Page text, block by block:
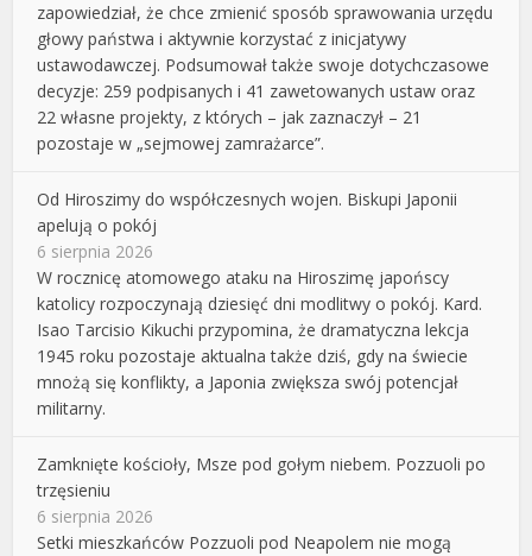
zapowiedział, że chce zmienić sposób sprawowania urzędu
głowy państwa i aktywnie korzystać z inicjatywy
ustawodawczej. Podsumował także swoje dotychczasowe
decyzje: 259 podpisanych i 41 zawetowanych ustaw oraz
22 własne projekty, z których – jak zaznaczył – 21
pozostaje w „sejmowej zamrażarce”.
Od Hiroszimy do współczesnych wojen. Biskupi Japonii
apelują o pokój
6 sierpnia 2026
W rocznicę atomowego ataku na Hiroszimę japońscy
katolicy rozpoczynają dziesięć dni modlitwy o pokój. Kard.
Isao Tarcisio Kikuchi przypomina, że dramatyczna lekcja
1945 roku pozostaje aktualna także dziś, gdy na świecie
mnożą się konflikty, a Japonia zwiększa swój potencjał
militarny.
Zamknięte kościoły, Msze pod gołym niebem. Pozzuoli po
trzęsieniu
6 sierpnia 2026
Setki mieszkańców Pozzuoli pod Neapolem nie mogą